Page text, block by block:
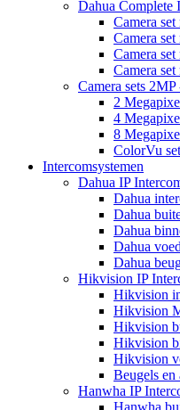
Dahua Complete
Camera
Camera
Camera
Camera
Camera sets
2
4
8
ColorVu
Intercomsystemen
Dahua IP
Dahua
Dahua
Dahua
Dahua
Dahua
Hikvision IP
Hikvision
Hikvision
Hikvision
Hikvision
Hikvision
Beugels en
Hanwha IP
Hanwha